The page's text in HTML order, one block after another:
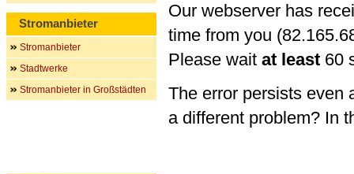
Our webserver has
time from you
Please wait at least 60
The error persists even
a different problem? In
Stromanbieter
Stromanbieter
Stadtwerke
Stromanbieter in Großstädten